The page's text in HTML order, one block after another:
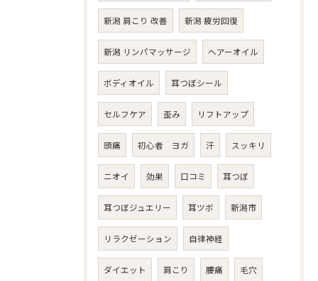
新潟 肩こり 改善 新潟 疲労回復
新潟 リンパマッサージ ヘアーオイル
ボディオイル 耳つぼシール
セルフケア 歪み リフトアップ
頭痛 初心者 ヨガ 汗 スッキリ
ニオイ 効果 口コミ 耳つぼ
耳つぼジュエリー 耳ツボ 新潟市
リラクゼーション 自律神経
ダイエット 肩こり 腰痛 毛穴